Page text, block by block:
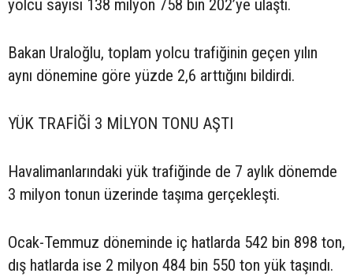
yolcu sayısı 138 milyon 758 bin 202’ye ulaştı.
Bakan Uraloğlu, toplam yolcu trafiğinin geçen yılın
aynı dönemine göre yüzde 2,6 arttığını bildirdi.
YÜK TRAFİĞİ 3 MİLYON TONU AŞTI
Havalimanlarındaki yük trafiğinde de 7 aylık dönemde
3 milyon tonun üzerinde taşıma gerçekleşti.
Ocak-Temmuz döneminde iç hatlarda 542 bin 898 ton,
dış hatlarda ise 2 milyon 484 bin 550 ton yük taşındı.